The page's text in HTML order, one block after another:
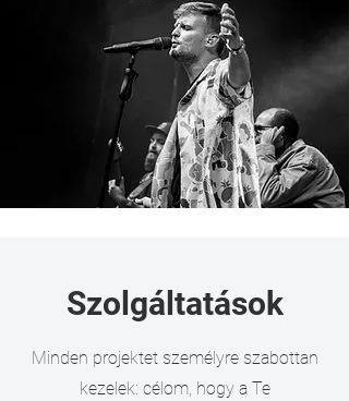
Szolgáltatások
Minden projektet személyre szabottan
kezelek: célom, hogy a Te